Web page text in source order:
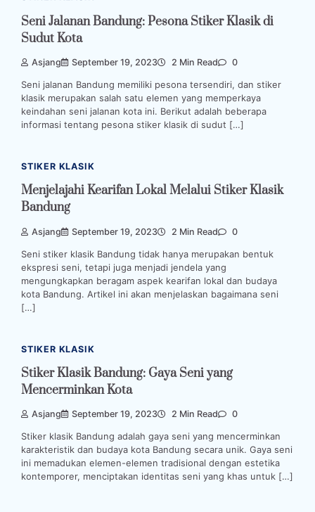
Seni Jalanan Bandung: Pesona Stiker Klasik di
Sudut Kota
Asjang September 19, 2023 2 Min Read 0
Seni jalanan Bandung memiliki pesona tersendiri, dan stiker
klasik merupakan salah satu elemen yang memperkaya
keindahan seni jalanan kota ini. Berikut adalah beberapa
informasi tentang pesona stiker klasik di sudut […]
STIKER KLASIK
Menjelajahi Kearifan Lokal Melalui Stiker Klasik
Bandung
Asjang September 19, 2023 2 Min Read 0
Seni stiker klasik Bandung tidak hanya merupakan bentuk
ekspresi seni, tetapi juga menjadi jendela yang
mengungkapkan beragam aspek kearifan lokal dan budaya
kota Bandung. Artikel ini akan menjelaskan bagaimana seni
[…]
STIKER KLASIK
Stiker Klasik Bandung: Gaya Seni yang
Mencerminkan Kota
Asjang September 19, 2023 2 Min Read 0
Stiker klasik Bandung adalah gaya seni yang mencerminkan
karakteristik dan budaya kota Bandung secara unik. Gaya seni
ini memadukan elemen-elemen tradisional dengan estetika
kontemporer, menciptakan identitas seni yang khas untuk […]